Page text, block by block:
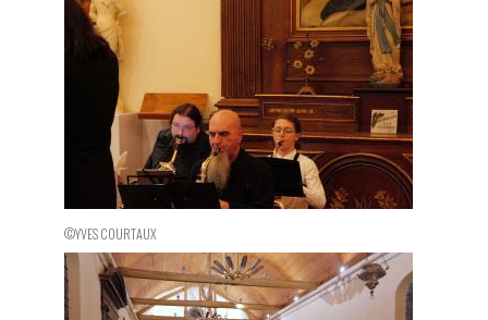
©YVES COURTAUX